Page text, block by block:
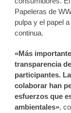
Papeleras de
pulpa y el papel
continua.
«Más
transparencia
participantes.
colaborar han
esfuerzos que
ambientales»,